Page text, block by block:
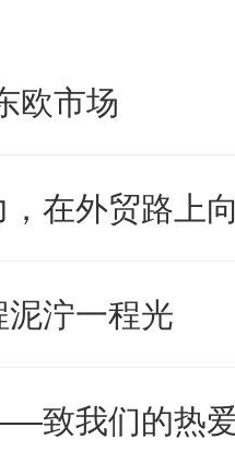
欧市场
在外贸路上
泞一程光
致我们的热